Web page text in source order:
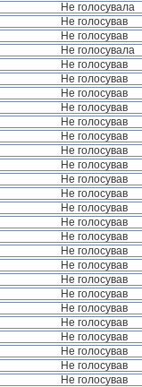
Не голосувала
Не голосував
Не голосував
Не голосувала
Не голосував
Не голосував
Не голосував
Не голосував
Не голосував
Не голосував
Не голосував
Не голосував
Не голосував
Не голосував
Не голосував
Не голосував
Не голосував
Не голосував
Не голосував
Не голосував
Не голосував
Не голосував
Не голосував
Не голосував
Не голосував
Не голосував
Не голосував